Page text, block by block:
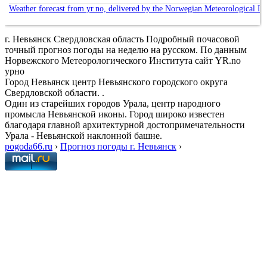
Weather forecast from yr.no, delivered by the Norwegian Meteorological
г. Невьянск Свердловская область Подробный почасовой
точный прогноз погоды на неделю на русском. По данным
Норвежского Метеорологического Института сайт YR.no
урно
Город Невьянск центр Невьянского городского округа
Свердловской области. .
Один из старейших городов Урала, центр народного
промысла Невьянской иконы. Город широко известен
благодаря главной архитектурной достопримечательности
Урала - Невьянской наклонной башне.
pogoda66.ru › Прогноз погоды г. Невьянск ›